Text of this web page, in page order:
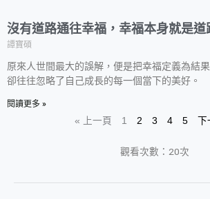
沒有道路通往幸福，幸福本身就是道
譚寶碩
原來人世間最大的誤解，便是把幸福定義為結
卻往往忽略了自己成長的每一個當下的美好。
閱讀更多 »
« 上一頁 1 2 3 4 5
觀看次數：20次